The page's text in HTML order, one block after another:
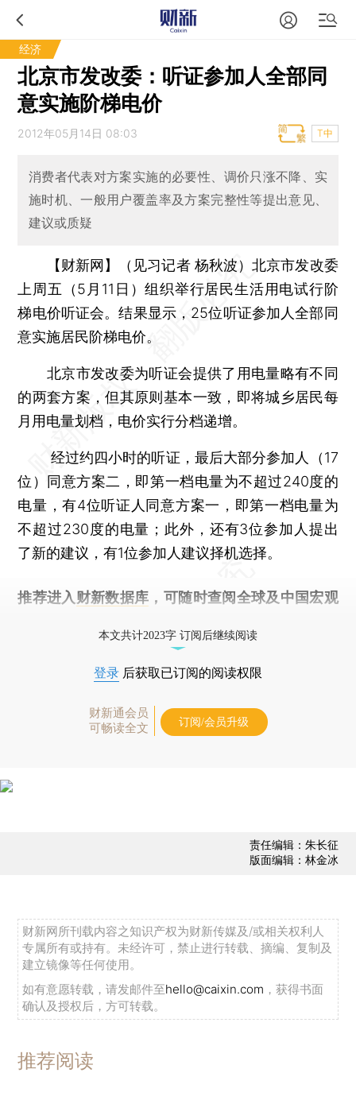
经济
北京市发改委：听证参加人全部同
意实施阶梯电价
2012年05月14日 08:03 T中
消费者代表对方案实施的必要性、调价只涨不降、实
施时机、一般用户覆盖率及方案完整性等提出意见、
建议或质疑
【财新网】（见习记者 杨秋波）北京市发改委
上周五（5月11日）组织举行居民生活用电试行阶
梯电价听证会。结果显示，25位听证参加人全部同
意实施居民阶梯电价。
北京市发改委为听证会提供了用电量略有不同
的两套方案，但其原则基本一致，即将城乡居民每
月用电量划档，电价实行分档递增。
经过约四小时的听证，最后大部分参加人（17
位）同意方案二，即第一档电量为不超过240度的
电量，有4位听证人同意方案一，即第一档电量为
不超过230度的电量；此外，还有3位参加人提出
了新的建议，有1位参加人建议择机选择。
推荐进入 财新数据库 ，可随时查阅全球及中国宏观
本文共计2023字 订阅后继续阅读
登录 后获取已订阅的阅读权限
财新通会员
可畅读全文
订阅/会员升级
责任编辑：朱长征
版面编辑：林金冰
财新网所刊载内容之知识产权为财新传媒及/或相关权利人
专属所有或持有。未经许可，禁止进行转载、摘编、复制及
建立镜像等任何使用。
如有意愿转载，请发邮件至hello@caixin.com ，获得书面
确认及授权后，方可转载。
推荐阅读